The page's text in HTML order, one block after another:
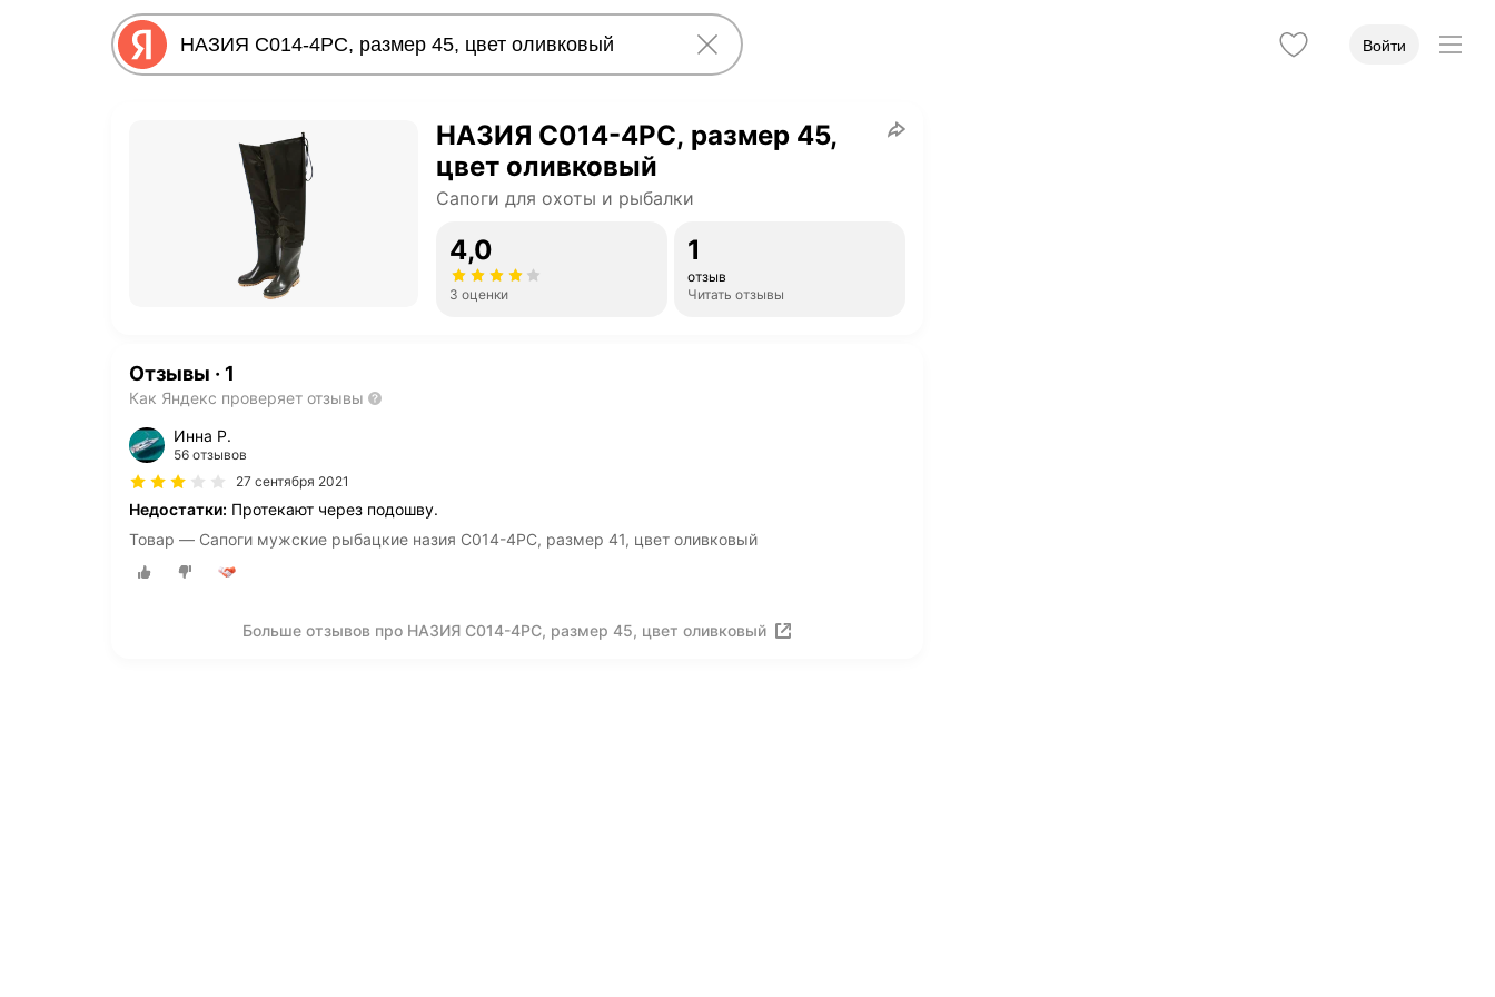
Войти
НАЗИЯ С014-4РС, размер 45,
цвет оливковый
Сапоги для охоты и рыбалки
4,0
3 оценки
1
отзыв
Читать отзывы
Отзывы · 1
Как Яндекс проверяет отзывы
Инна Р.
56 отзывов
27 сентября 2021
Недостатки: Протекают через подошву.
Товар — Сапоги мужские рыбацкие назия С014-4РС, размер 41, цвет оливковый
Больше отзывов про НАЗИЯ С014-4РС, размер 45, цвет оливковый